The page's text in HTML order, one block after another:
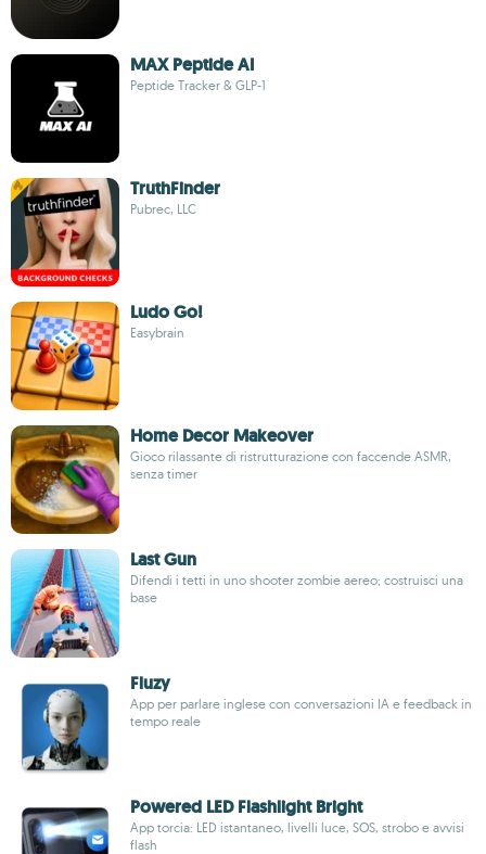
MAX Peptide AI
Peptide Tracker & GLP-1
TruthFinder
Pubrec, LLC
Ludo Go!
Easybrain
Home Decor Makeover
Gioco rilassante di ristrutturazione con faccende ASMR,
senza timer
Last Gun
Difendi i tetti in uno shooter zombie aereo; costruisci una
base
Fluzy
App per parlare inglese con conversazioni IA e feedback in
tempo reale
Powered LED Flashlight Bright
App torcia: LED istantaneo, livelli luce, SOS, strobo e avvisi
flash